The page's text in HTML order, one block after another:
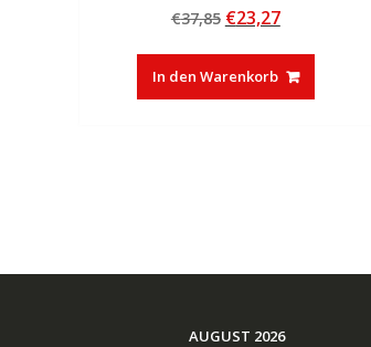
5.00
von 5
€37,85 Ursprünglicher
war:
€37,85
€23,27Aktueller
ist:
€23,27.
In den Warenkorb
AUGUST 2026